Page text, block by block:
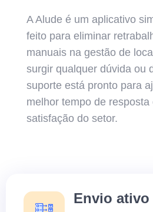
A Alude é um aplicativo
feito para eliminar
manuais na gestão de
surgir qualquer dúvida ou
suporte está pronto para
melhor tempo de resposta
satisfação do setor.
Envio